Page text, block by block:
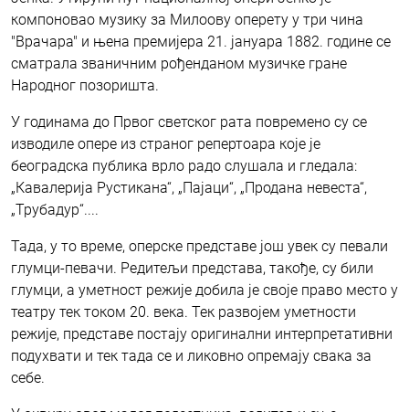
компоновао музику за Милоову оперету у три чина
"Врачара" и њена премијера 21. јануара 1882. године се
сматрала званичним рођенданом музичке гране
Народног позоришта.
У годинама до Првог светског рата повремено су се
изводиле опере из страног репертоара које је
београдска публика врло радо слушала и гледала:
„Кавалерија Рустикана“, „Пајаци“, „Продана невеста“,
„Трубадур“....
Тада, у то време, оперске представе још увек су певали
глумци-певачи. Редитељи представа, такође, су били
глумци, а уметност режије добила је своје право место у
театру тек током 20. века. Тек развојем уметности
режије, представе постају оригинални интерпретативни
подухвати и тек тада се и ликовно опремају свака за
себе.